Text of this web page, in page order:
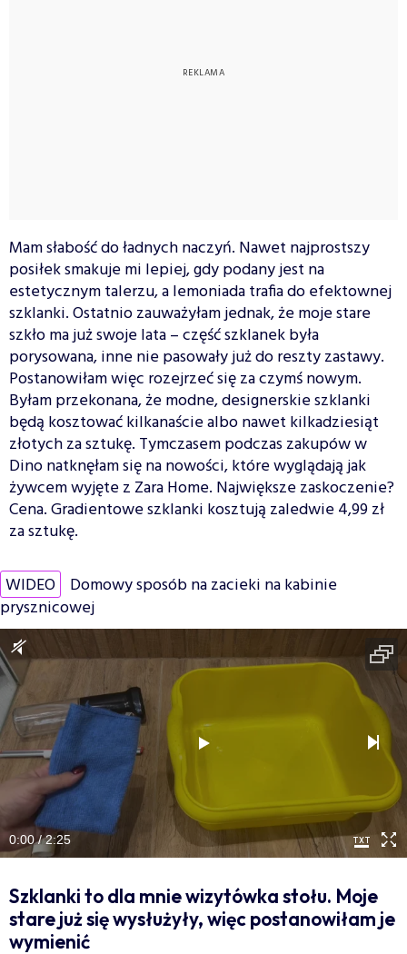
Mam słabość do ładnych naczyń. Nawet najprostszy
posiłek smakuje mi lepiej, gdy podany jest na
estetycznym talerzu, a lemoniada trafia do efektownej
szklanki. Ostatnio zauważyłam jednak, że moje stare
szkło ma już swoje lata – część szklanek była
porysowana, inne nie pasowały już do reszty zastawy.
Postanowiłam więc rozejrzeć się za czymś nowym.
Byłam przekonana, że modne, designerskie szklanki
będą kosztować kilkanaście albo nawet kilkadziesiąt
złotych za sztukę. Tymczasem podczas zakupów w
Dino natknęłam się na nowości, które wyglądają jak
żywcem wyjęte z Zara Home. Największe zaskoczenie?
Cena. Gradientowe szklanki kosztują zaledwie 4,99 zł
za sztukę.
WIDEO Domowy sposób na zacieki na kabinie
prysznicowej
0:00 / 2:25
Szklanki to dla mnie wizytówka stołu. Moje
stare już się wysłużyły, więc postanowiłam je
wymienić